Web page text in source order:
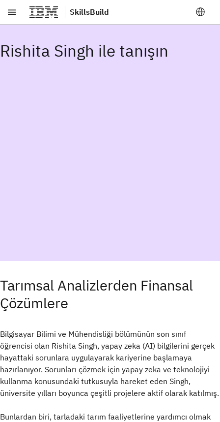
Ana içeriğe atla SkillsBuild
Rishita Singh ile tanışın
Tarımsal Analizlerden Finansal
Çözümlere
Bilgisayar Bilimi ve Mühendisliği bölümünün son sınıf
öğrencisi olan Rishita Singh, yapay zeka (AI) bilgilerini gerçek
hayattaki sorunlara uygulayarak kariyerine başlamaya
hazırlanıyor. Sorunları çözmek için yapay zeka ve teknolojiyi
kullanma konusundaki tutkusuyla hareket eden Singh,
üniversite yılları boyunca çeşitli projelere aktif olarak katılmış.
Bunlardan biri, tarladaki tarım faaliyetlerine yardımcı olmak